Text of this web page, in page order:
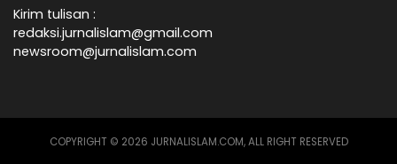
Kirim tulisan :
redaksi.jurnalislam@gmail.com
newsroom@jurnalislam.com
COPYRIGHT © 2026 JURNALISLAM.COM, ALL RIGHT RESERVED